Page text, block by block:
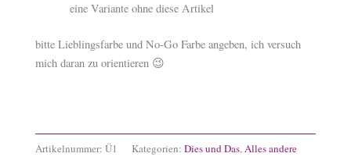
eine Variante ohne diese Artikel
bitte Lieblingsfarbe und No-Go Farbe angeben, ich versuch
mich daran zu orientieren 😉
Artikelnummer: Ü1 Kategorien: Dies und Das,Alles andere